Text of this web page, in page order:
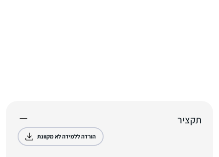
תקציר
הורדה ללמידה לא מקוונת